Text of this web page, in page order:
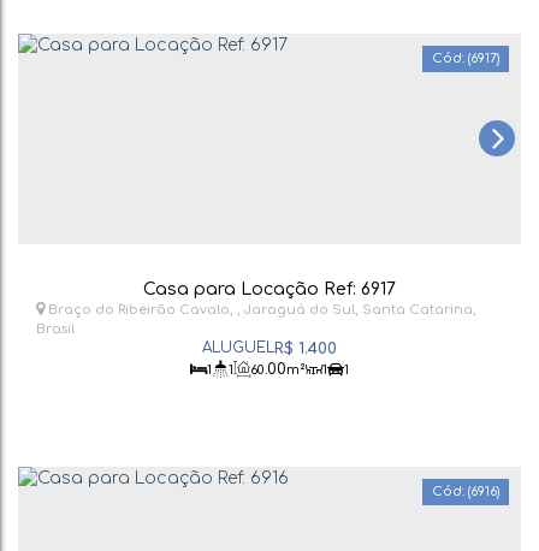
(6917)
Casa para Locação Ref: 6917
R$ 1.400
Braço do Ribeirão Cavalo , Jaraguá do Sul, Santa Catarina,
Brasil
1 1 60 .00m² 1 1
(6916)